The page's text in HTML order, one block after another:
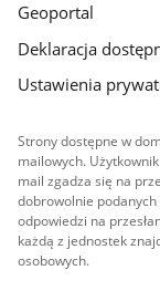
Geoportal
Deklaracja
Ustawienia
Strony dostępne w
mailowych.
mail zgadza się na
dobrowolnie podanych
odpowiedzi na
każdą z jednostek
osobowych.